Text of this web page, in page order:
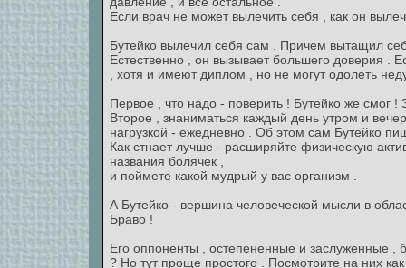
Если врач не может вылечить себя , как он
Бутейко вылечил себя сам . Причем вытащил
Естественно , он вызывает большего доверия .
, хотя и имеют диплом , но не могут одолеть
Первое , что надо - поверить ! Бутейко же смог
Второе , знаниматься каждый день утром и
нагрузкой - ежедневно . Об этом сам Бутейко
Как стнает лучше - расширяйте физическую
названия болячек ,
и поймете какой мудрый у вас организм .
А Бутейко - вершина человеческой мысли в
Браво !
Его оппоненты , остепененные и заслуженные ,
? Но тут проще простого . Посмотрите на них